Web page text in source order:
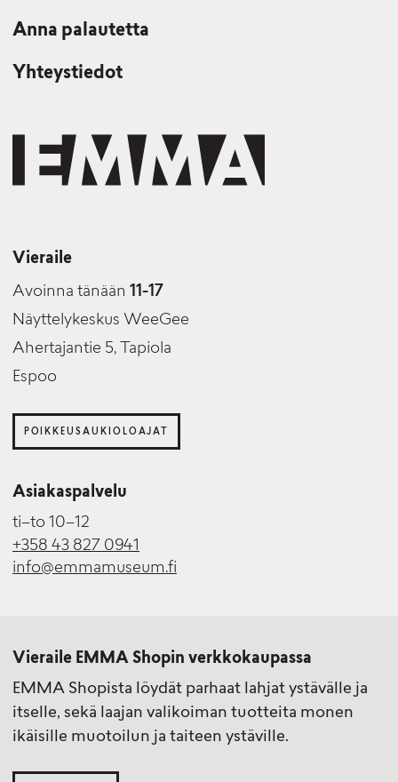
Anna palautetta
Yhteystiedot
Vieraile
Avoinna tänään 11-17
Näyttelykeskus WeeGee
Ahertajantie 5, Tapiola
Espoo
POIKKEUSAUKIOLOAJAT
Asiakaspalvelu
ti–to 10–12
+358 43 827 0941
info@emmamuseum.fi
Vieraile EMMA Shopin verkkokaupassa
EMMA Shopista löydät parhaat lahjat ystävälle ja
itselle, sekä laajan valikoiman tuotteita monen
ikäisille muotoilun ja taiteen ystäville.